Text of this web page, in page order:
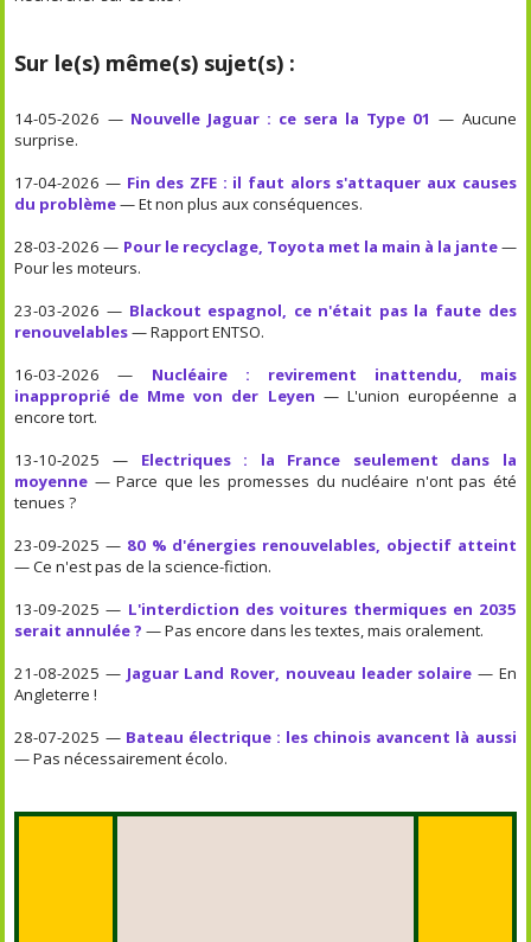
Sur le(s) même(s) sujet(s) :
14-05-2026 — Nouvelle Jaguar : ce sera la Type 01 — Aucune
surprise.
17-04-2026 — Fin des ZFE : il faut alors s'attaquer aux causes
du problème— Et non plus aux conséquences.
28-03-2026 — Pour le recyclage, Toyota met la main à la jante—
Pour les moteurs.
23-03-2026 — Blackout espagnol, ce n'était pas la faute des
renouvelables— Rapport ENTSO.
16-03-2026 — Nucléaire : revirement inattendu, mais
inapproprié de Mme von der Leyen — L'union européenne a
encore tort.
13-10-2025 — Electriques : la France seulement dans la
moyenne — Parce que les promesses du nucléaire n'ont pas été
tenues ?
23-09-2025 — 80 % d'énergies renouvelables, objectif atteint
— Ce n'est pas de la science-fiction.
13-09-2025 — L'interdiction des voitures thermiques en 2035
serait annulée ? — Pas encore dans les textes, mais oralement.
21-08-2025 — Jaguar Land Rover, nouveau leader solaire — En
Angleterre !
28-07-2025 — Bateau électrique : les chinois avancent là aussi
— Pas nécessairement écolo.